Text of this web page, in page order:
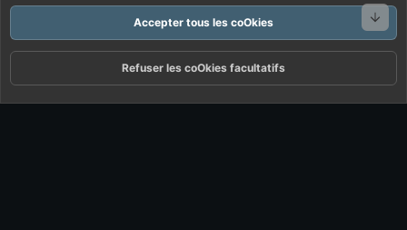
Accepter tous les coOkies
Refuser les coOkies facultatifs